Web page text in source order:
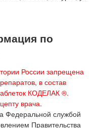
по
России запрещена
в состав
КОДЕЛАК ®.
врача.
Федеральной службой
Правительства